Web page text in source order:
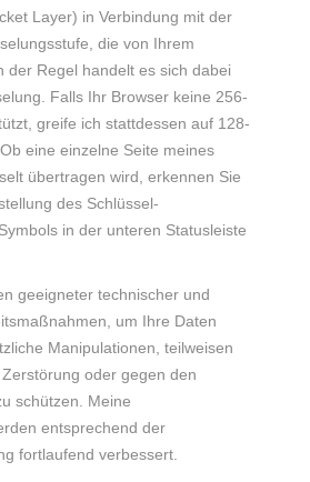
Layer) in Verbindung mit der
die von Ihrem
der Regel handelt es sich dabei
Falls Ihr Browser keine 256-
greife ich stattdessen auf 128-
eine einzelne Seite meines
übertragen wird, erkennen Sie
des Schlüssel-
in der unteren Statusleiste
geeigneter technischer und
um Ihre Daten
Manipulationen, teilweisen
oder gegen den
schützen. Meine
entsprechend der
fortlaufend verbessert.